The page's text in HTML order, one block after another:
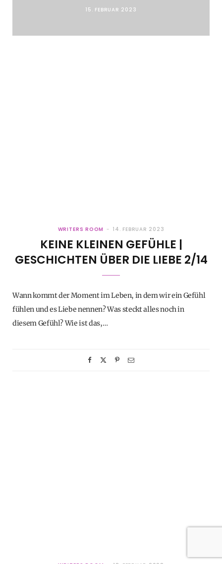
15. FEBRUAR 2023
WRITERS ROOM 14. FEBRUAR 2023
KEINE KLEINEN GEFÜHLE |
GESCHICHTEN ÜBER DIE LIEBE 2/14
Wann kommt der Moment im Leben, in dem wir ein Gefühl
fühlen und es Liebe nennen? Was steckt alles noch in
diesem Gefühl? Wie ist das,…